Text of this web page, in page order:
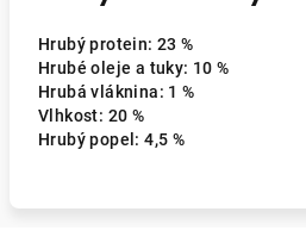
Hrubý protein: 23 %
Hrubé oleje a tuky: 10 %
Hrubá vláknina: 1 %
Vlhkost: 20 %
Hrubý popel: 4,5 %